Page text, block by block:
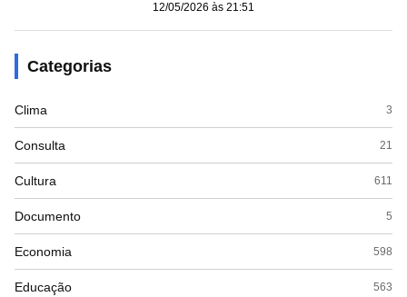
12/05/2026 às 21:51
Categorias
Clima 3
Consulta 21
Cultura 611
Documento 5
Economia 598
Educação 563